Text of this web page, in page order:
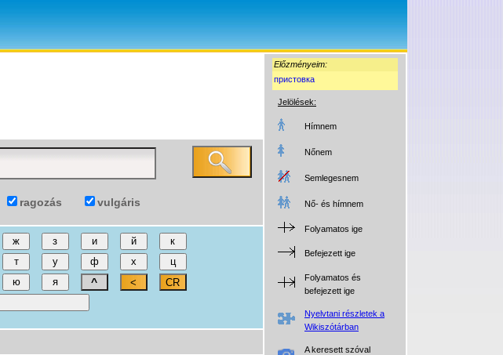
Előzményeim:
пристовка
Jelölések:
Hímnem
Nőnem
Semlegesnem
Nő- és hímnem
Folyamatos ige
Befejezett ige
Folyamatos és
befejezett ige
Nyelvtani részletek a
Wikiszótárban
A keresett szóval
ragozás vulgáris